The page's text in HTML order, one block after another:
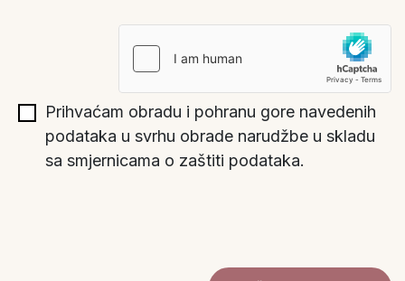
Prihvaćam obradu i pohranu gore navedenih
podataka u svrhu obrade narudžbe u skladu
sa smjernicama o zaštiti podataka.